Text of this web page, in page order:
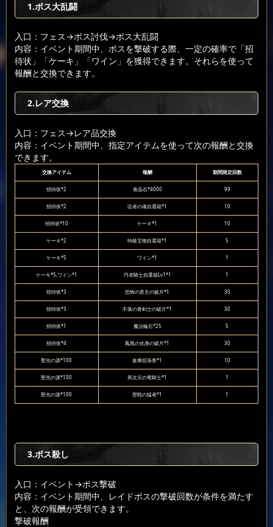
1.ボス大乱闘
入口：フェス→ボス討伐→ボス大乱闘
内容：イベント期間中、ボスを撃破する際、一定の確率で「招
待状」「ケーキ」「ワイン」を獲得できます。それらを使って
報酬と交換できます。
2.レア交換
入口：フェス→レア品交換
内容：イベント期間中、指定アイテムを使って次の報酬と交換
できます。
交換アイテム 報酬 期間限定回数
招待状*2 青晶石*4000 99
招待状*2 従者の魂自選箱*1 10
招待状*10 ケーキ*1 10
ケーキ*2 特級宝物自選箱*1 5
ケーキ*5 ワイン*1 1
ケーキ*5,ワイン*1 円卓騎士自選箱Lv1*1 1
招待状*3 恐怖の君主の破片*1 30
招待状*3 不落の青剣士の破片*1 30
招待状*1 魔法輪石*25 5
招待状*4 鳳凰の化身の破片*1 30
聖光の源*100 倉庫拡張券*1 10
聖光の源*100 異次元の竜騎士*1 1
聖光の源*100 歴戦の猛者*1 1
3.ボス殺し
入口：イベント →ボス撃破
内容：イベント期間中、レイドボスの撃破回数が条件を満たす
と、次の報酬が受領できます。
撃破報酬